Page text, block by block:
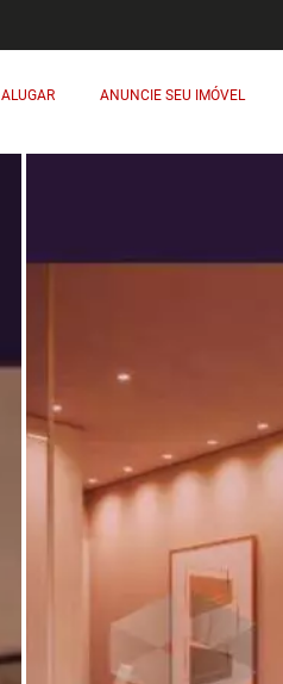
ALUGAR ANUNCIE SEU IMÓVEL